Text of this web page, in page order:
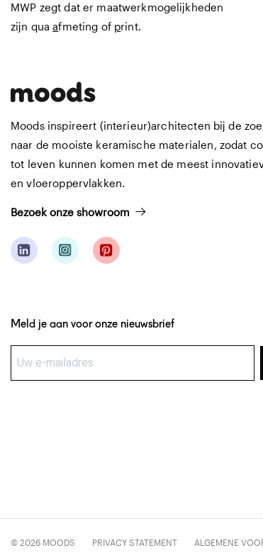
MWP zegt dat er maatwerkmogelijkheden
zijn quaafmeting of print.
Moods inspireert (interieur)architecten bij de
naar de mooiste keramische materialen, zodat
tot leven kunnen komen met de meest
en vloeroppervlakken.
Bezoek onze showroom
Meld je aan voor onze nieuwsbrief
© 2026 MOODS PRIVACY STATEMENT ALGEMENE